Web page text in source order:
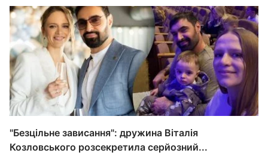
"Безцільне зависання": дружина Віталія
Козловського розсекретила серйозний...